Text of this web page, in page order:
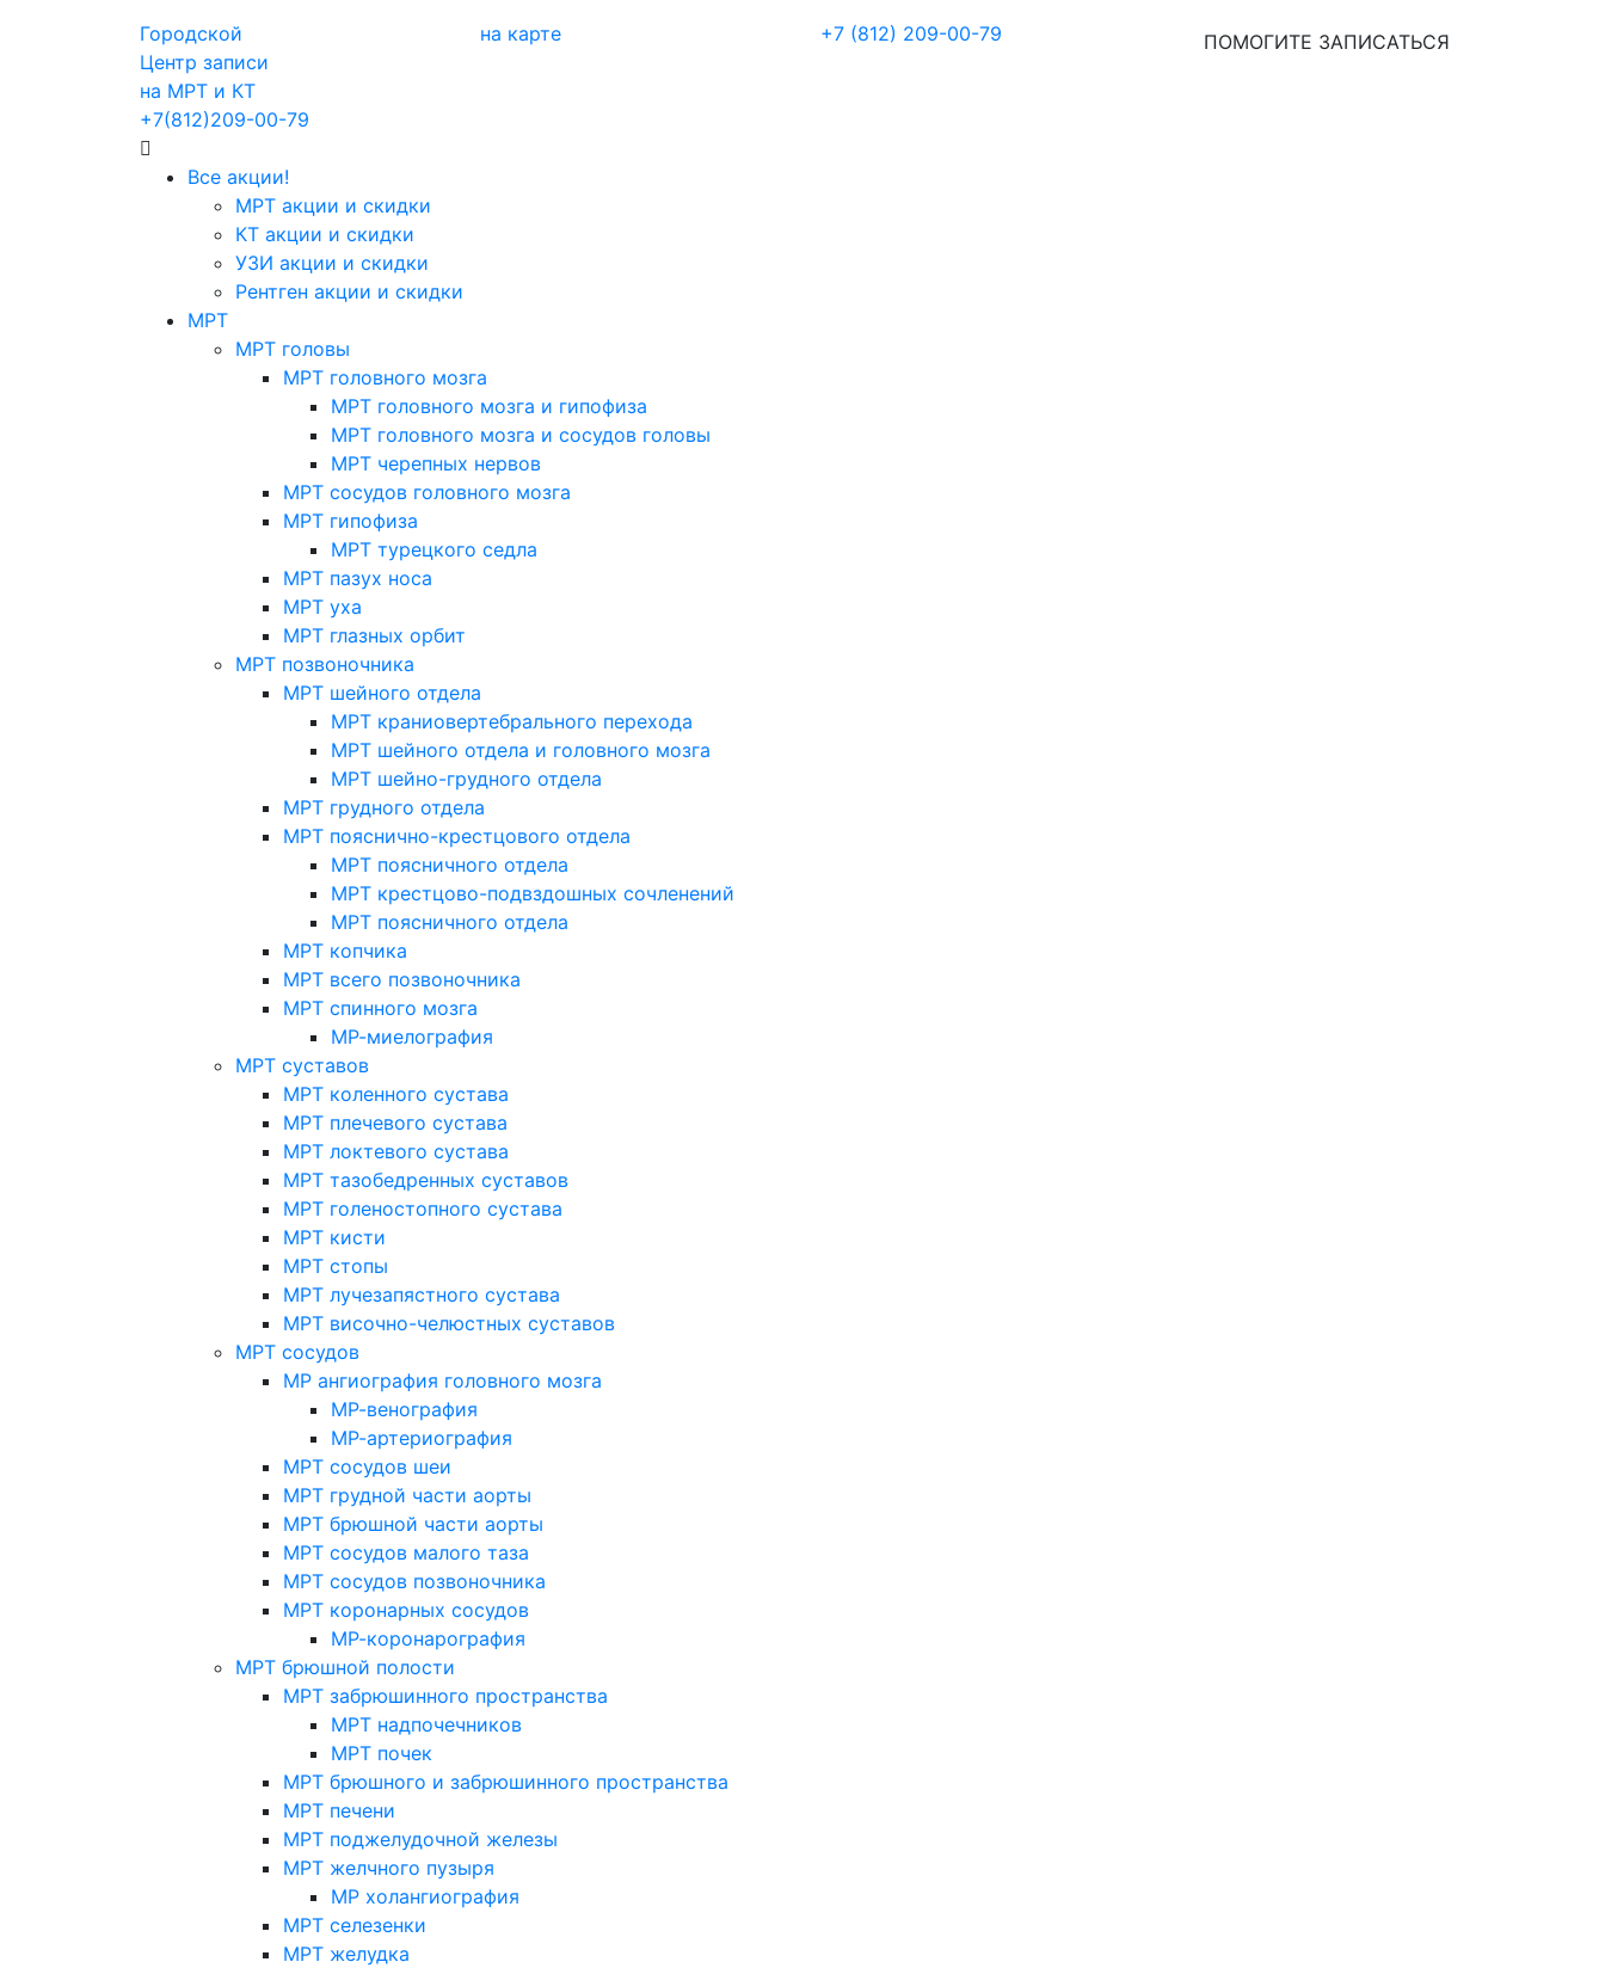
Городской
Центр записи
на МРТ и КТ
+7(812)209-00-79
на карте +7 (812) 209-00-79 ПОМОГИТЕ ЗАПИСАТЬСЯ
Все акции!
МРТ акции и скидки
КТ акции и скидки
УЗИ акции и скидки
Рентген акции и скидки
МРТ
МРТ головы
МРТ головного мозга
МРТ головного мозга и гипофиза
МРТ головного мозга и сосудов головы
МРТ черепных нервов
МРТ сосудов головного мозга
МРТ гипофиза
МРТ турецкого седла
МРТ пазух носа
МРТ уха
МРТ глазных орбит
МРТ позвоночника
МРТ шейного отдела
МРТ краниовертебрального перехода
МРТ шейного отдела и головного мозга
МРТ шейно-грудного отдела
МРТ грудного отдела
МРТ пояснично-крестцового отдела
МРТ поясничного отдела
МРТ крестцово-подвздошных сочленений
МРТ поясничного отдела
МРТ копчика
МРТ всего позвоночника
МРТ спинного мозга
МР-миелография
МРТ суставов
МРТ коленного сустава
МРТ плечевого сустава
МРТ локтевого сустава
МРТ тазобедренных суставов
МРТ голеностопного сустава
МРТ кисти
МРТ стопы
МРТ лучезапястного сустава
МРТ височно-челюстных суставов
МРТ сосудов
МР ангиография головного мозга
МР-венография
МР-артериография
МРТ сосудов шеи
МРТ грудной части аорты
МРТ брюшной части аорты
МРТ сосудов малого таза
МРТ сосудов позвоночника
МРТ коронарных сосудов
МР-коронарография
МРТ брюшной полости
МРТ забрюшинного пространства
МРТ надпочечников
МРТ почек
МРТ брюшного и забрюшинного пространства
МРТ печени
МРТ поджелудочной железы
МРТ желчного пузыря
МР холангиография
МРТ селезенки
МРТ желудка